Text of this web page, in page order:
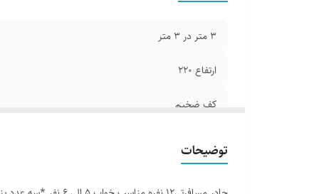
3 متر در 3 متر
ارتفاع 220
کف ضخیم
توضیحات